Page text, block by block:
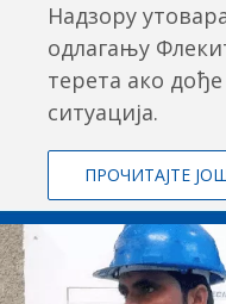
Надзору
одлагању
терета ако
ситуација.
ПРОЧИТАЈТЕ